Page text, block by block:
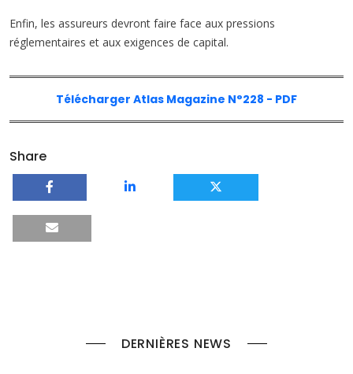
Enfin, les assureurs devront faire face aux pressions
réglementaires et aux exigences de capital.
Télécharger Atlas Magazine N°228 - PDF
Share
DERNIÈRES NEWS